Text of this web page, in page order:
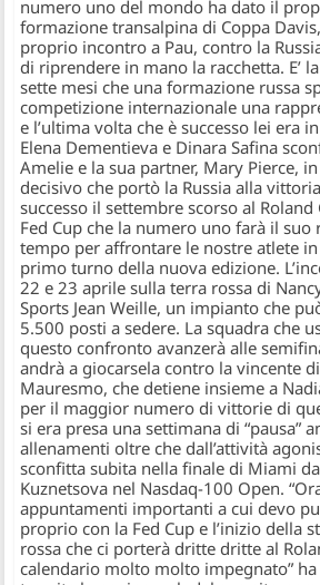
numero uno del mondo ha dato il
formazione transalpina di Coppa
proprio incontro a Pau, contro la
di riprendere in mano la racchetta. E’
sette mesi che una formazione russa
competizione internazionale una
e l’ultima volta che è successo lei era
Elena Dementieva e Dinara Safina
Amelie e la sua partner, Mary Pierce,
decisivo che portò la Russia alla vittoria
successo il settembre scorso al Roland
Fed Cup che la numero uno farà il
tempo per affrontare le nostre atlete
primo turno della nuova edizione.
22 e 23 aprile sulla terra rossa di
Sports Jean Weille, un impianto che
5.500 posti a sedere. La squadra che
questo confronto avanzerà alle
andrà a giocarsela contro la vincente
Mauresmo, che detiene insieme a
per il maggior numero di vittorie di
si era presa una settimana di “pausa”
allenamenti oltre che dall’attività
sconfitta subita nella finale di Miami
Kuznetsova nel Nasdaq-100 Open.
appuntamenti importanti a cui devo
proprio con la Fed Cup e l’inizio della
rossa che ci porterà dritte dritte al
calendario molto molto impegnato”